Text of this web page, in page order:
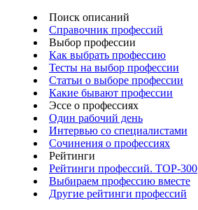
Поиск описаний
Справочник профессий
Выбор профессии
Как выбрать профессию
Тесты на выбор профессии
Статьи о выборе профессии
Какие бывают профессии
Эссе о профессиях
Один рабочий день
Интервью со специалистами
Сочинения о профессиях
Рейтинги
Рейтинги профессий. TOP-300
Выбираем профессию вместе
Другие рейтинги профессий